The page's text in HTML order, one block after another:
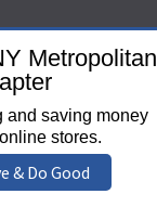
Metropolitan
and saving money
stores.
& Do Good